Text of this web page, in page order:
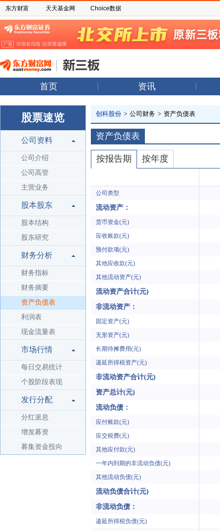
东方财富 天天基金网 Choice数据
首页 资讯
股票速览
公司资料
公司介绍
公司高管
主营业务
股本股东
股本结构
股东研究
财务分析
财务指标
财务摘要
资产负债表
利润表
现金流量表
市场行情
每日交易统计
个股阶段表现
发行分配
分红派息
增发募资
募集资金投向
创科股份 > 公司财务 > 资产负债表
资产负债表
按报告期 按年度
公司类型
流动资产：
货币资金(元)
应收账款(元)
预付款项(元)
其他应收款(元)
其他流动资产(元)
流动资产合计(元)
非流动资产：
固定资产(元)
无形资产(元)
长期待摊费用(元)
递延所得税资产(元)
非流动资产合计(元)
资产总计(元)
流动负债：
应付账款(元)
应交税费(元)
其他应付款(元)
一年内到期的非流动负债(元)
其他流动负债(元)
流动负债合计(元)
非流动负债：
递延所得税负债(元)